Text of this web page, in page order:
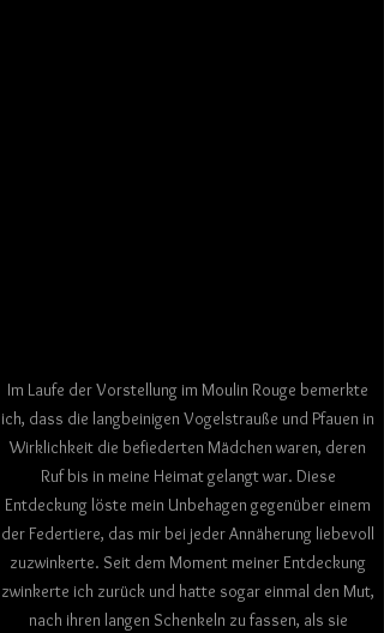
Im Laufe der Vorstellung im Moulin Rouge bemerkte
ich, dass die langbeinigen Vogelstrauße und Pfauen in
Wirklichkeit die befiederten Mädchen waren, deren
Ruf bis in meine Heimat gelangt war. Diese
Entdeckung löste mein Unbehagen gegenüber einem
der Federtiere, das mir bei jeder Annäherung liebevoll
zuzwinkerte. Seit dem Moment meiner Entdeckung
zwinkerte ich zurück und hatte sogar einmal den Mut,
nach ihren langen Schenkeln zu fassen, als sie